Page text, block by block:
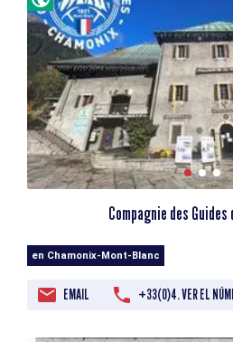
Compagnie des Guides
en Chamonix-Mont-Blanc
EMAIL +33(0)4. VER EL